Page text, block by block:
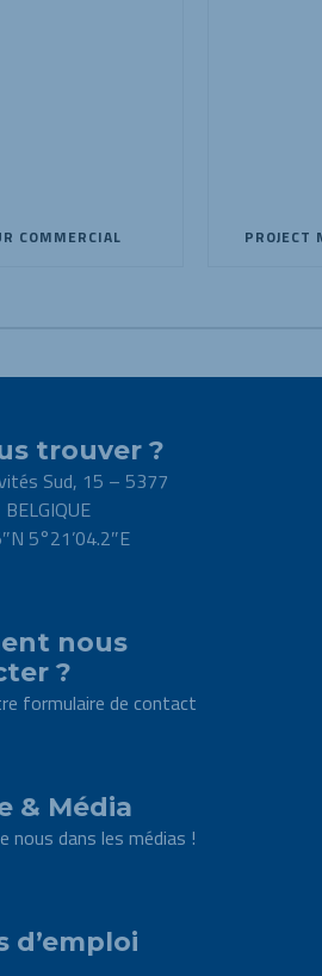
COMMERCIAL PROJECT
trouver ?
Sud, 15 – 5377
5°21’04.2″E
nous
?
formulaire de contact
& Média
nous dans les médias !
d’emploi